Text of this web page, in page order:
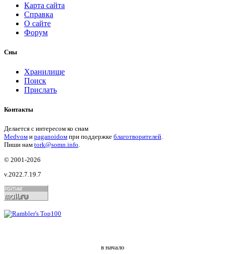
Карта сайта
Справка
О сайте
Форум
Сны
Хранилище
Поиск
Прислать
Контакты
Делается с интересом ко снам
Medvом и paganoidом при поддержке благотворителей.
Пиши нам tork@somn.info.
© 2001 -2026
v.2022.7.19.7
в начало